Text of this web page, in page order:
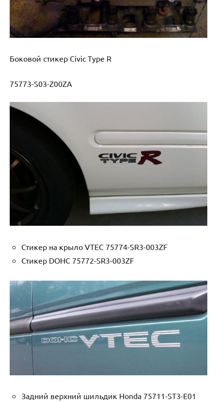
Боковой стикер Civic Type R
75773-S03-Z00ZA
Стикер на крыло VTEC 75774-SR3-003ZF
Стикер DOHC 75772-SR3-003ZF
Задний верхний шильдик Honda 75711-ST3-E01